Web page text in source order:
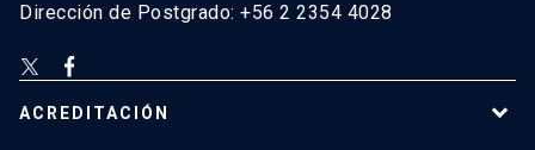
Dirección de Postgrado: +56 2 2354 4028
ACREDITACIÓN